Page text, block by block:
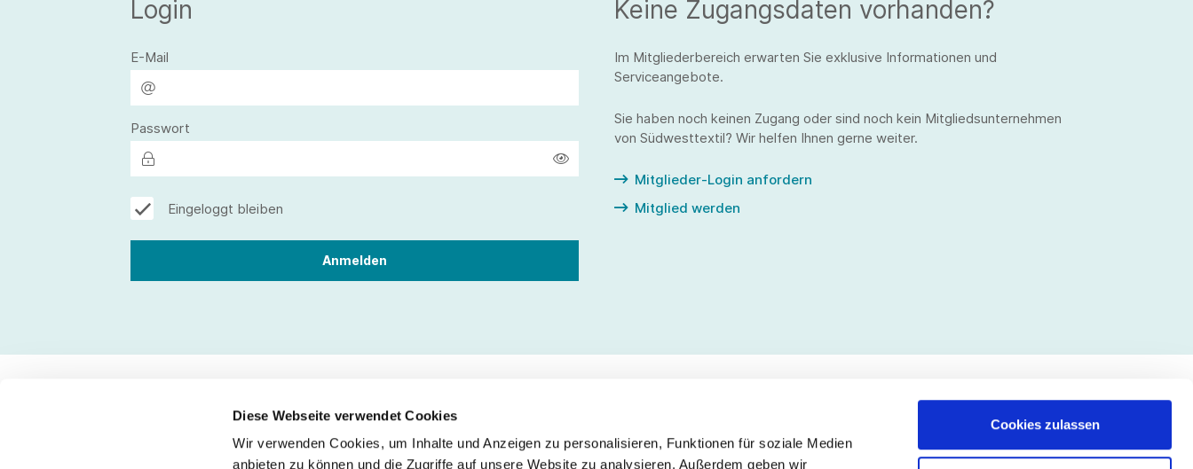
Diese Webseite verwendet Cookies
Wir verwenden Cookies, um Inhalte und Anzeigen zu personalisieren, Funktionen für soziale Medien
anbieten zu können und die Zugriffe auf unsere Website zu analysieren. Außerdem geben wir
Cookies zulassen
Login
E-Mail
Passwort
Eingeloggt bleiben
Keine Zugangsdaten vorhanden?
Im Mitgliederbereich erwarten Sie exklusive Informationen und
Serviceangebote.
Sie haben noch keinen Zugang oder sind noch kein Mitgliedsunternehmen
von Südwesttextil? Wir helfen Ihnen gerne weiter.
Mitglieder-Login anfordern
Mitglied werden
Service Folgen Sie uns